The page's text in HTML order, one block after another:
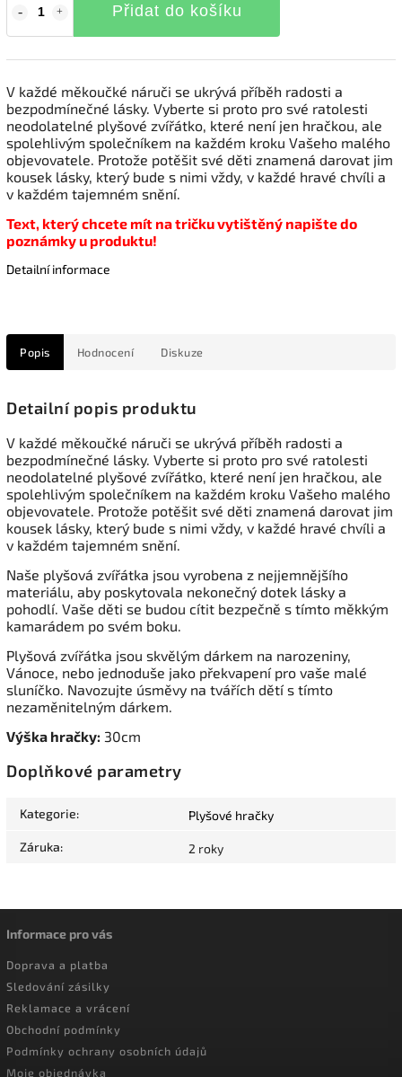
Přidat do košíku
V každé měkoučké náruči se ukrývá příběh radosti a
bezpodmínečné lásky. Vyberte si proto pro své ratolesti
neodolatelné plyšové zvířátko, které není jen hračkou, ale
spolehlivým společníkem na každém kroku Vašeho malého
objevovatele. Protože potěšit své děti znamená darovat jim
kousek lásky, který bude s nimi vždy, v každé hravé chvíli a
v každém tajemném snění.
Text, který chcete mít na tričku vytištěný napište do
poznámky u produktu!
Detailní informace
Popis Hodnocení Diskuze
Detailní popis produktu
V každé měkoučké náruči se ukrývá příběh radosti a
bezpodmínečné lásky. Vyberte si proto pro své ratolesti
neodolatelné plyšové zvířátko, které není jen hračkou, ale
spolehlivým společníkem na každém kroku Vašeho malého
objevovatele. Protože potěšit své děti znamená darovat jim
kousek lásky, který bude s nimi vždy, v každé hravé chvíli a
v každém tajemném snění.
Naše plyšová zvířátka jsou vyrobena z nejjemnějšího
materiálu, aby poskytovala nekonečný dotek lásky a
pohodlí. Vaše děti se budou cítit bezpečně s tímto měkkým
kamarádem po svém boku.
Plyšová zvířátka jsou skvělým dárkem na narozeniny,
Vánoce, nebo jednoduše jako překvapení pro vaše malé
sluníčko. Navozujte úsměvy na tvářích dětí s tímto
nezaměnitelným dárkem.
Výška hračky: 30cm
Doplňkové parametry
Kategorie: Plyšové hračky
Záruka: 2 roky
Informace pro vás
Doprava a platba
Sledování zásilky
Reklamace a vrácení
Obchodní podmínky
Podmínky ochrany osobních údajů
Moje objednávka